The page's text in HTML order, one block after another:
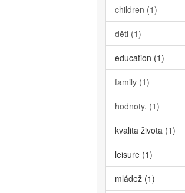
children (1)
děti (1)
education (1)
family (1)
hodnoty. (1)
kvalita života (1)
leisure (1)
mládež (1)